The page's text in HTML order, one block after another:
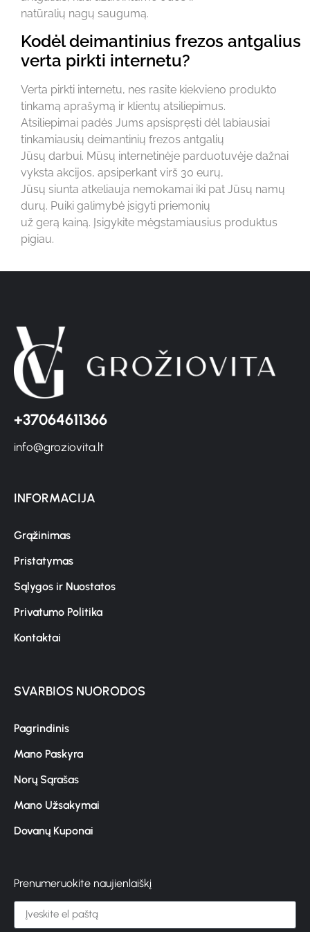
natūralių nagų saugumą.
Kodėl deimantinius frezos antgalius
verta pirkti internetu?
Verta pirkti internetu, nes rasite kiekvieno produkto
tinkamą aprašymą ir klientų atsiliepimus.
Atsiliepimai padės Jums apsispręsti dėl labiausiai
tinkamiausių deimantinių frezos antgalių
Jūsų darbui. Mūsų internetinėje parduotuvėje dažnai
vyksta akcijos, apsiperkant virš 30 eurų,
Jūsų siunta atkeliauja nemokamai iki pat Jūsų namų
durų. Puiki galimybė įsigyti priemonių
už gerą kainą. Įsigykite mėgstamiausius produktus
pigiau.
+37064611366
info@groziovita.lt
INFORMACIJA
Grąžinimas
Pristatymas
Sąlygos ir Nuostatos
Privatumo Politika
Kontaktai
SVARBIOS NUORODOS
Pagrindinis
Mano Paskyra
Norų Sąrašas
Mano Užsakymai
Dovanų Kuponai
Prenumeruokite naujienlaiškį